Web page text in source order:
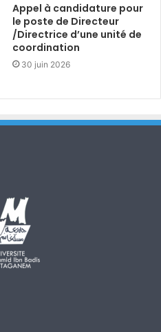
Appel à candidature pour
le poste de Directeur
/Directrice d’une unité de
coordination
30 juin 2026